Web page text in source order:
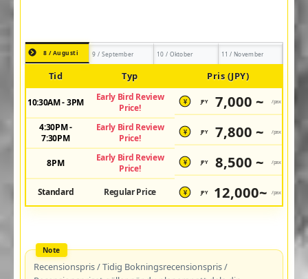
8 / Augusti 9 / September 10 / Oktober 11 / November
Tid Typ Pris (JPY)
10:30AM - 3PM
Early Bird Review
Price!
¥ JPY 7,000 ~ /pax
4:30PM -
7:30PM
Early Bird Review
Price!
¥ JPY 7,800 ~ /pax
8PM
Early Bird Review
Price!
¥ JPY 8,500 ~ /pax
Standard Regular Price ¥ JPY 12,000~ /pax
Recensionspris / Tidig Bokningsrecensionspris /